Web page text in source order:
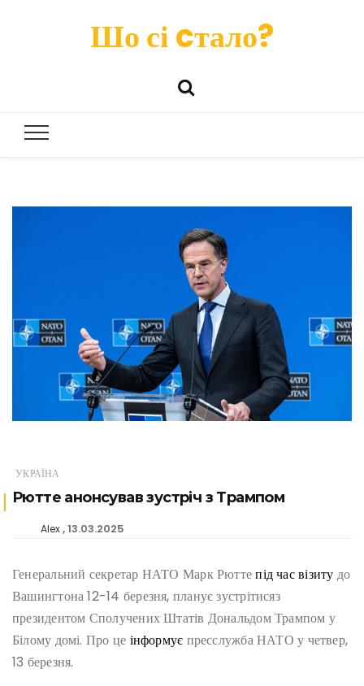
Шо сі cтало?
УКРАЇНА
Рютте анонсував зустріч з Трампом
Alex 13.03.2025
Генеральний секретар НАТО Марк Рюттепід час візиту до
Вашингтона 12-14 березня, планує зустрітисяз
президентом Сполучених Штатів Дональдом Трампом у
Білому домі. Про це інформує пресслужба НАТО у четвер,
13 березня.